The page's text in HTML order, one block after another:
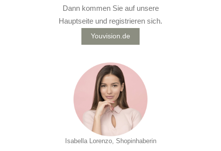
Dann kommen Sie auf unsere
Hauptseite und registrieren sich.
Youvision.de
Isabella Lorenzo, Shopinhaberin